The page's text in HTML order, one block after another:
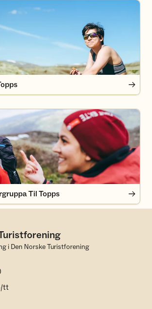
Til Topps
Til Topps
i Den Norske Turistforening
tt